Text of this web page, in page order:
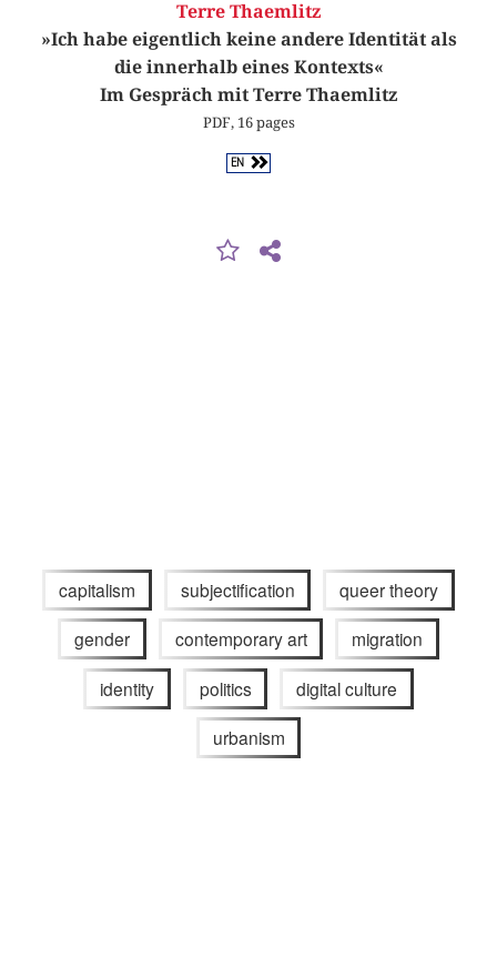
Terre Thaemlitz
»Ich habe eigentlich keine andere Identität als
die innerhalb eines Kontexts«
Im Gespräch mit Terre Thaemlitz
PDF, 16 pages
EN
capitalism subjectification queer theory
gender contemporary art migration
identity politics digital culture
urbanism